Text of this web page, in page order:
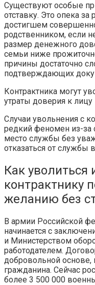
Существуют особые
отставку. Это опека
достигшем
родственником, если
размер денежного
семьи ниже
причины достаточно
подтверждающих
Контрактника могут
утраты доверия к
Случаи увольнения с
редкий феномен из-за
место службы без
отказаться от службы
Как уволиться
контрактнику
желанию без
В армии Российской
начинается с
и Министерством
работодателем.
добровольной
гражданина. Сейчас
более 3 500 000